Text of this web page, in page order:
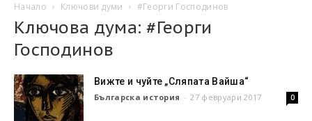
Начало Ключови думи #Георги Господинов
Ключова дума: #Георги
Господинов
Вижте и чуйте „Сляпата Вайша“
Българска история - 27 февруари 2017 0